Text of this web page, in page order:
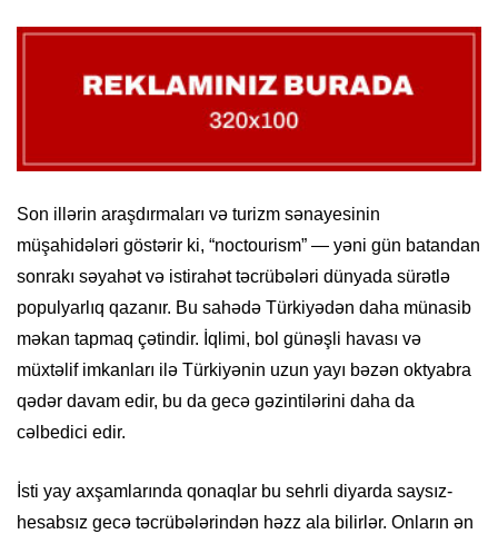
Son illərin araşdırmaları və turizm sənayesinin
müşahidələri göstərir ki, “noctourism” — yəni gün batandan
sonrakı səyahət və istirahət təcrübələri dünyada sürətlə
populyarlıq qazanır. Bu sahədə Türkiyədən daha münasib
məkan tapmaq çətindir. İqlimi, bol günəşli havası və
müxtəlif imkanları ilə Türkiyənin uzun yayı bəzən oktyabra
qədər davam edir, bu da gecə gəzintilərini daha da
cəlbedici edir.
İsti yay axşamlarında qonaqlar bu sehrli diyarda saysız-
hesabsız gecə təcrübələrindən həzz ala bilirlər. Onların ən